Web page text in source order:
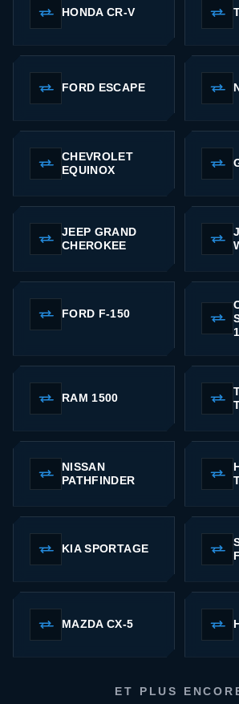
HONDA CR-V
FORD ESCAPE
CHEVROLET
EQUINOX
JEEP GRAND
CHEROKEE
FORD F-150
RAM 1500
NISSAN
PATHFINDER
KIA SPORTAGE
MAZDA CX-5
ET PLUS